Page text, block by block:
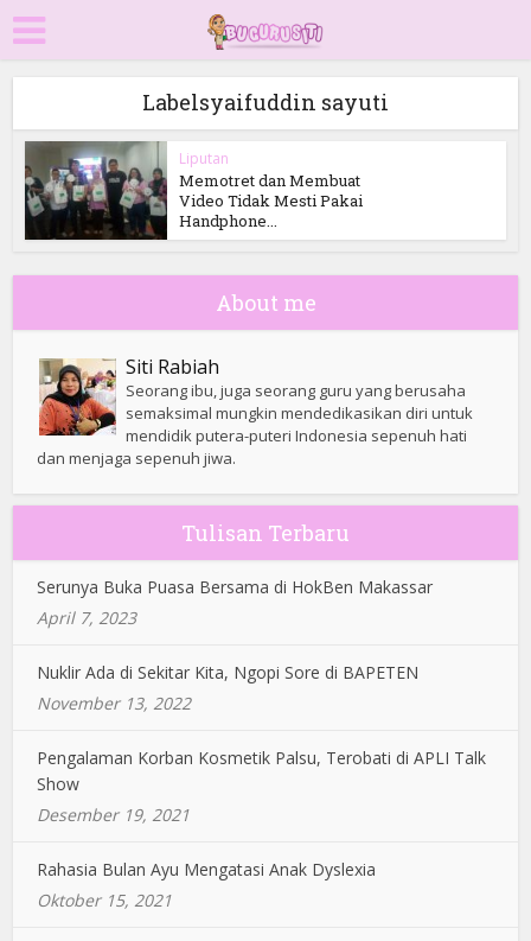
Labelsyaifuddin sayuti
Liputan
Memotret dan Membuat
Video Tidak Mesti Pakai
Handphone...
About me
Siti Rabiah
Seorang ibu, juga seorang guru yang berusaha
semaksimal mungkin mendedikasikan diri untuk
mendidik putera-puteri Indonesia sepenuh hati
dan menjaga sepenuh jiwa.
Tulisan Terbaru
Serunya Buka Puasa Bersama di HokBen Makassar
April 7, 2023
Nuklir Ada di Sekitar Kita, Ngopi Sore di BAPETEN
November 13, 2022
Pengalaman Korban Kosmetik Palsu, Terobati di APLI Talk
Show
Desember 19, 2021
Rahasia Bulan Ayu Mengatasi Anak Dyslexia
Oktober 15, 2021